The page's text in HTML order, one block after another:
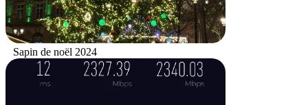
Sapin de noël 2024